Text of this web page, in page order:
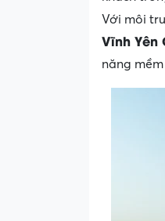
Với môi
Vĩnh Yên
năng